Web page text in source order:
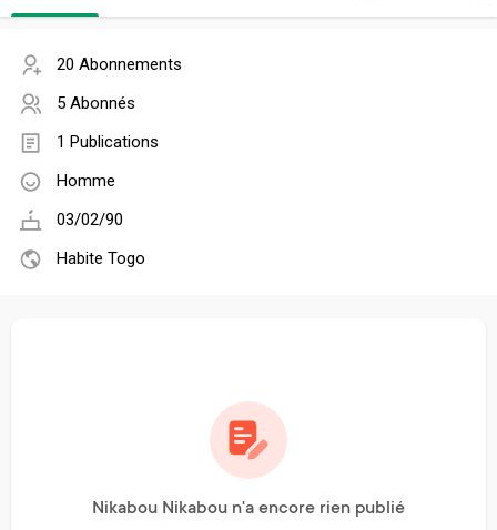
20 Abonnements
5 Abonnés
1 Publications
Homme
03/02/90
Habite Togo
Nikabou Nikabou n'a encore rien publié